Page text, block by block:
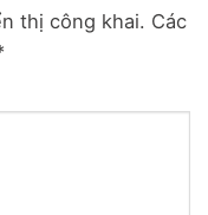
thị công khai. Các